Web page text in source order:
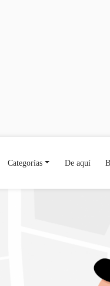
Categorías De aquí